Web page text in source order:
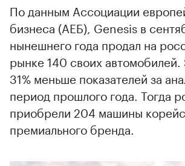
По данным Ассоциации
бизнеса (АЕБ), Genesis в
нынешнего года продал на
рынке 140 своих
31% меньше показателей за
период прошлого года. Тогда
приобрели 204 машины
премиального бренда.